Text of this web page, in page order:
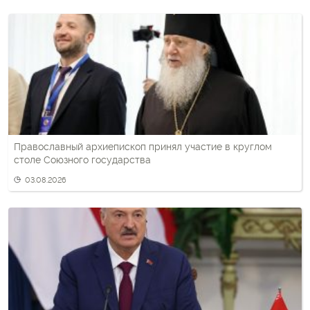
Православный архиепископ принял участие в круглом
столе Союзного государства
03.08.2026